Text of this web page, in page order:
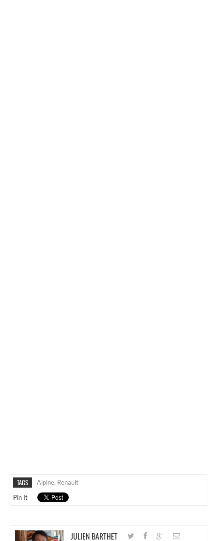
TAGS Alpine, Renault
Pin It
JULIEN BARTHET